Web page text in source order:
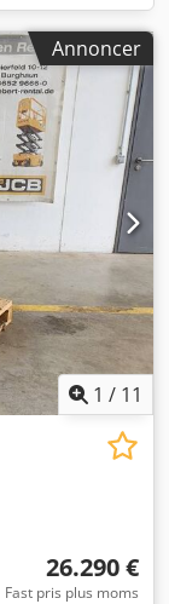
Annoncer
1 / 11
26.290 €
Fast pris plus moms